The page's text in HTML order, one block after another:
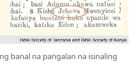
banal na pangalan na isinaling